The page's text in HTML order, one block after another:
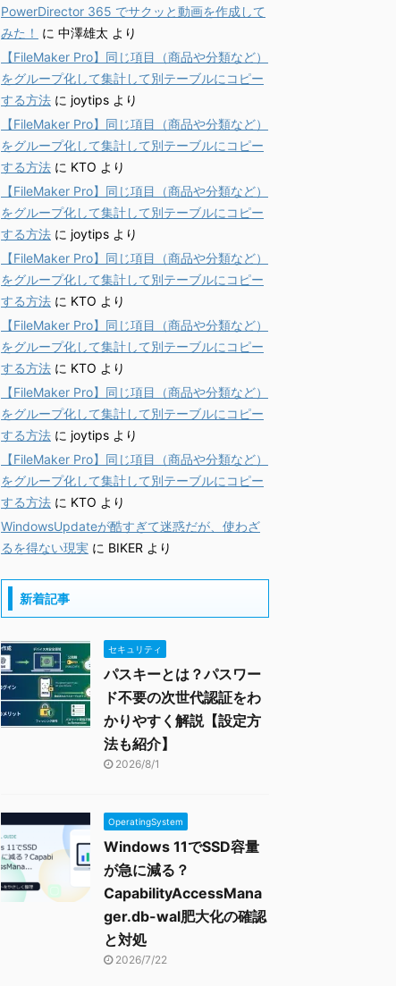
PowerDirector 365 でサクッと動画を作成して
みた！
に 中澤雄太 より
【FileMaker Pro】同じ項目（商品や分類など）
をグループ化して集計して別テーブルにコピー
する方法 に joytips より
【FileMaker Pro】同じ項目（商品や分類など）
をグループ化して集計して別テーブルにコピー
する方法 に KTO より
【FileMaker Pro】同じ項目（商品や分類など）
をグループ化して集計して別テーブルにコピー
する方法 に joytips より
【FileMaker Pro】同じ項目（商品や分類など）
をグループ化して集計して別テーブルにコピー
する方法 に KTO より
【FileMaker Pro】同じ項目（商品や分類など）
をグループ化して集計して別テーブルにコピー
する方法 に KTO より
【FileMaker Pro】同じ項目（商品や分類など）
をグループ化して集計して別テーブルにコピー
する方法 に joytips より
【FileMaker Pro】同じ項目（商品や分類など）
をグループ化して集計して別テーブルにコピー
する方法 に KTO より
WindowsUpdateが酷すぎて迷惑だが、使わざ
るを得ない現実 に BIKER より
新着記事
セキュリティ
パスキーとは？パスワー
ド不要の次世代認証をわ
かりやすく解説【設定方
法も紹介】
2026/8/1
OperatingSystem
Windows 11でSSD容量
が急に減る？
CapabilityAccessMana
ger.db-wal肥大化の確認
と対処
2026/7/22